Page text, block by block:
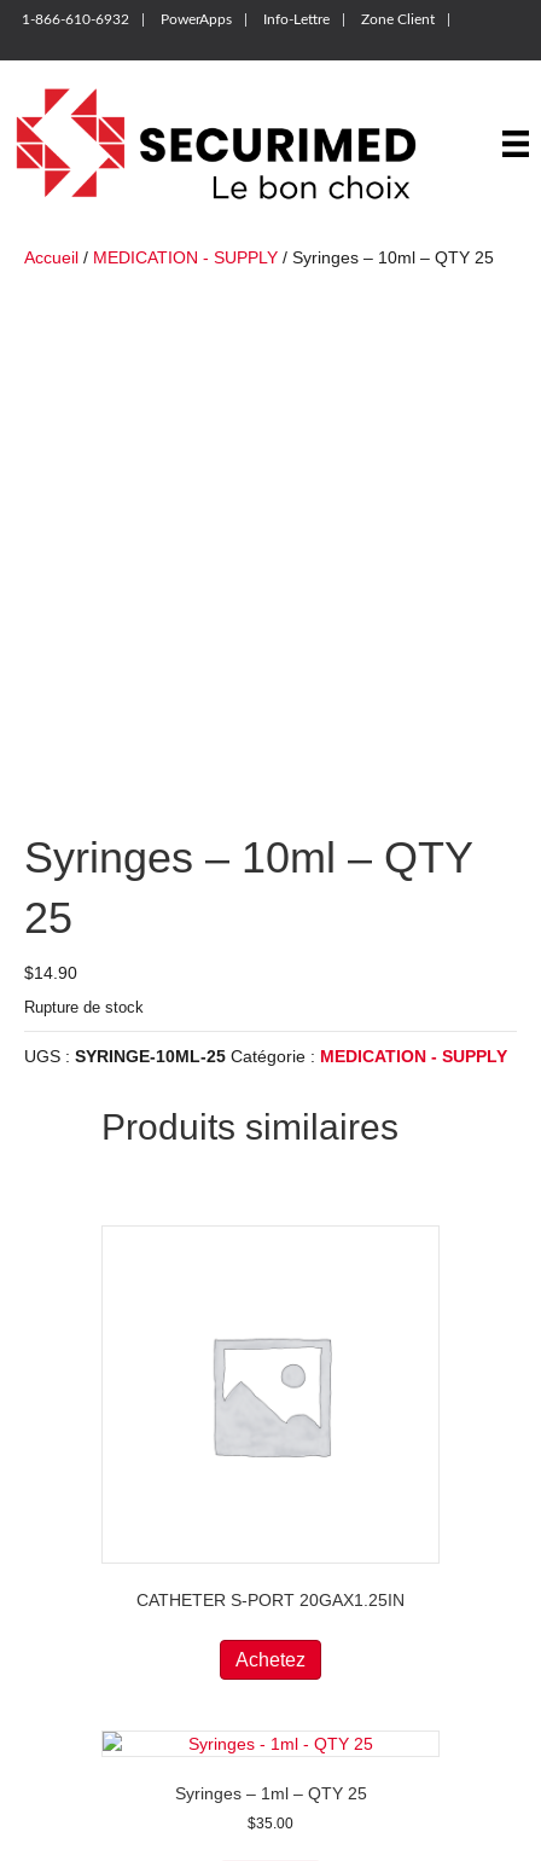
1-866-610-6932 PowerApps Info-Lettre Zone Client
Accueil / MEDICATION - SUPPLY / Syringes – 10ml – QTY 25
Syringes – 10ml – QTY
25
$14.90
Rupture de stock
UGS : SYRINGE-10ML-25 Catégorie : MEDICATION - SUPPLY
Produits similaires
CATHETER S-PORT 20GAX1.25IN
Achetez
Syringes – 1ml – QTY 25
$35.00